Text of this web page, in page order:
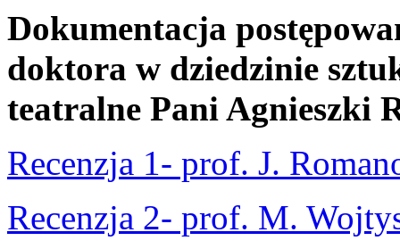
Dokumentacja
doktora w dziedzinie
teatralne Pani Agnieszki
Recenzja 1- prof. J.
Recenzja 2- prof. M.